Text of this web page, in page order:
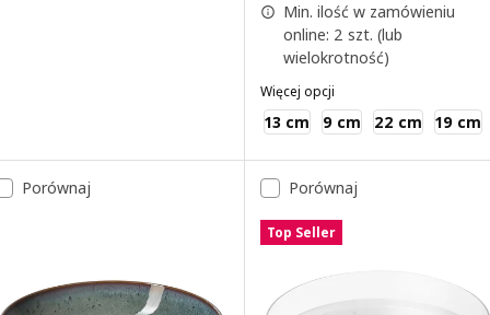
Min. ilość w zamówieniu
online: 2 szt. (lub
wielokrotność)
Więcej opcji
IKEA 365+
13 cm 9 cm 22 cm 19 cm
Porównaj Porównaj
Top Seller